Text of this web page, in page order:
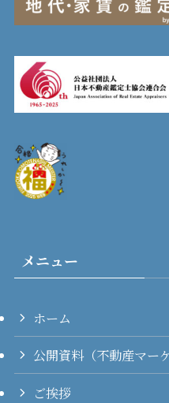
メニュー
ホーム
公開資料（不動産マー
ご挨拶